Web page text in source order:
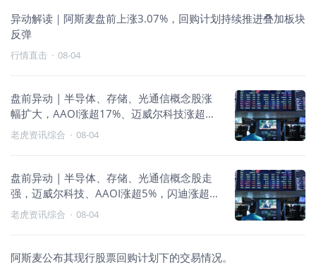
异动解读｜阿斯麦盘前上涨3.07%，回购计划持续推进叠加板块
反弹
行情直击 · 08-04
盘前异动 | 半导体、存储、光通信概念股涨
幅扩大，AAOI涨超17%、迈威尔科技涨超
8%、闪迪、西部数据涨超5%
老虎资讯综合 · 08-04
盘前异动 | 半导体、存储、光通信概念股走
强，迈威尔科技、AAOI涨超5%，闪迪涨超
4%；绩优股表现亮眼，Palantir涨近15%、
老虎资讯综合 · 08-04
阿斯麦公布其现行股票回购计划下的交易情况。